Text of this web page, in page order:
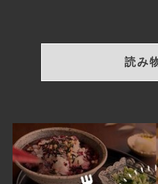
読み